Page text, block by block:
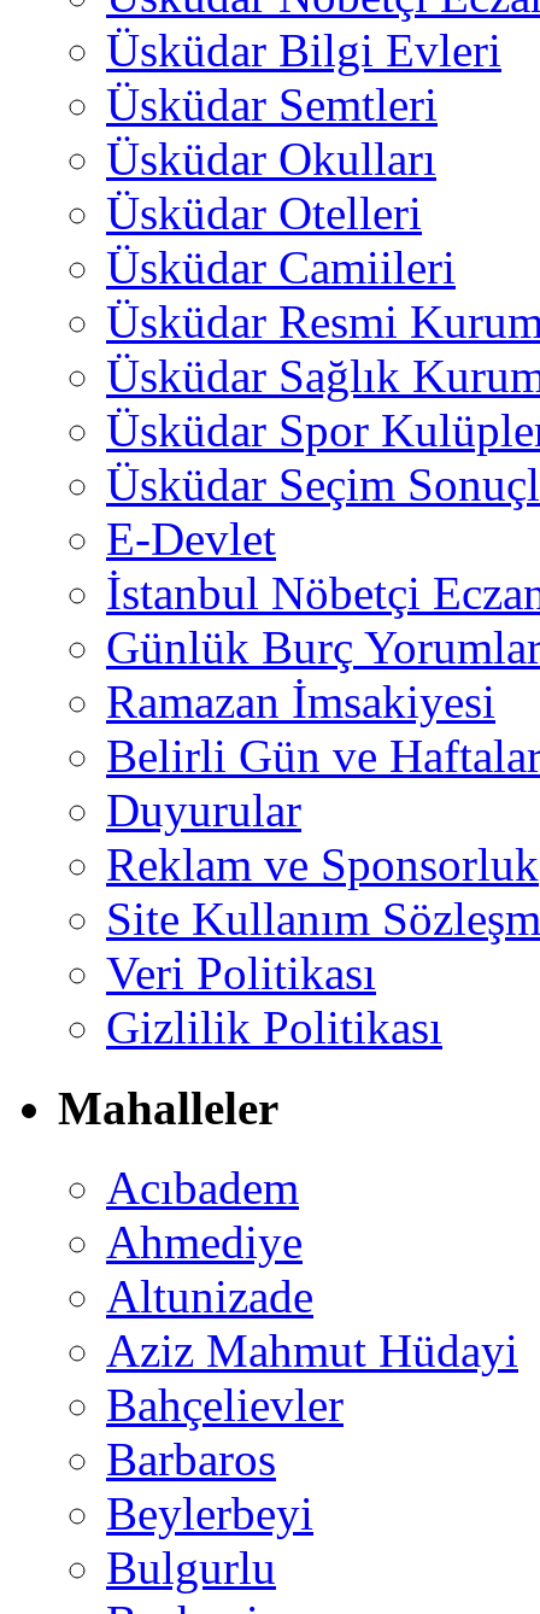
Üsküdar Bilgi Evleri
Üsküdar Semtleri
Üsküdar Okulları
Üsküdar Otelleri
Üsküdar Camiileri
Üsküdar Resmi
Üsküdar Sağlık
Üsküdar Spor
Üsküdar Seçim
E-Devlet
İstanbul Nöbetçi
Günlük Burç
Ramazan İmsakiyesi
Belirli Gün ve
Duyurular
Reklam ve Sponsorluk
Site Kullanım
Veri Politikası
Gizlilik Politikası
Mahalleler
Acıbadem
Ahmediye
Altunizade
Aziz Mahmut Hüdayi
Bahçelievler
Barbaros
Beylerbeyi
Bulgurlu